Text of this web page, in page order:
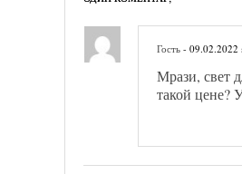
Гость - 09.02.2022
Мрази, свет
такой цене?